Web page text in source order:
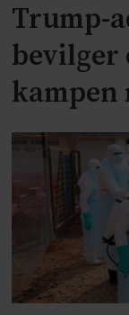
Trump-
bevilger
kampen